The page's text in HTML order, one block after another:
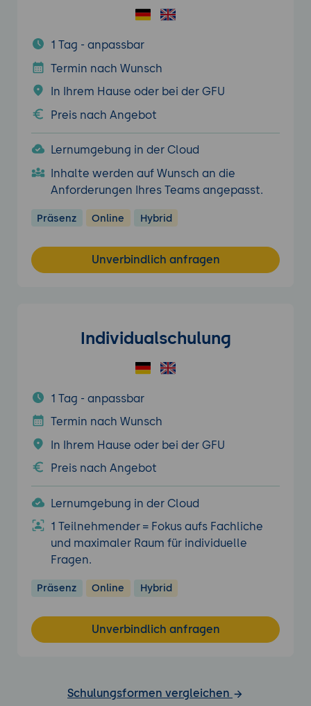
1 Tag - anpassbar
Termin nach Wunsch
In Ihrem Hause oder bei der GFU
Preis nach Angebot
Lernumgebung in der Cloud
Inhalte werden auf Wunsch an die
Anforderungen Ihres Teams angepasst.
Präsenz Online Hybrid
Unverbindlich anfragen
Individualschulung
1 Tag - anpassbar
Termin nach Wunsch
In Ihrem Hause oder bei der GFU
Preis nach Angebot
Lernumgebung in der Cloud
1 Teilnehmender = Fokus aufs Fachliche
und maximaler Raum für individuelle
Fragen.
Präsenz Online Hybrid
Unverbindlich anfragen
Schulungsformen vergleichen